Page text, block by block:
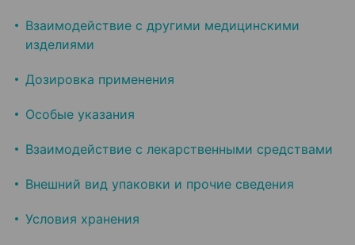
Взаимодействие с другими медицинскими
изделиями
Дозировка применения
Особые указания
Взаимодействие с лекарственными средствами
Внешний вид упаковки и прочие сведения
Условия хранения